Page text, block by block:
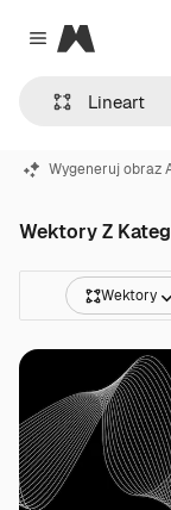
Close menu
Magnific
Wygeneruj obraz
Wektory Z
Wektory